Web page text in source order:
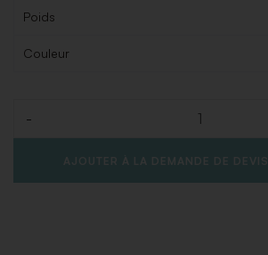
Poids
Couleur
-
AJOUTER À LA DEMANDE DE DEVIS